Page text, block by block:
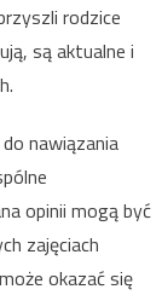
rodzice
są aktualne i
nawiązania
opinii mogą być
zajęciach
okazać się